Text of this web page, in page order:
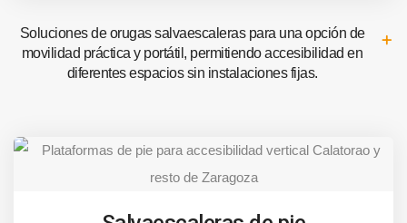
Soluciones de orugas salvaescaleras para una opción de
movilidad práctica y portátil, permitiendo accesibilidad en
diferentes espacios sin instalaciones fijas.